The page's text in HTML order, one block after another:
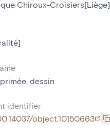
Chiroux-Croisiers[Liège]
, dessin
identifier
object.10150663